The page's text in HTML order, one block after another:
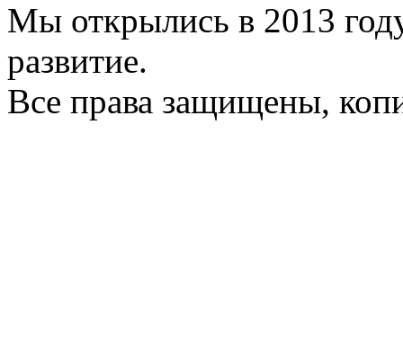
Мы открылись в 2013
развитие.
Все права защищены,